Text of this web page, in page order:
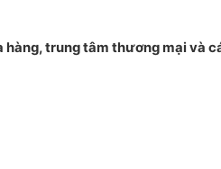
hàng, trung tâm thương mại và